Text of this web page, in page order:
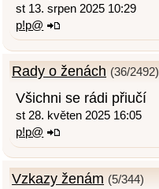
st 13. srpen 2025 10:29
p!p@
Rady o ženách (36/2492)
Všichni se rádi přiučí
st 28. květen 2025 16:05
p!p@
Vzkazy ženám (5/344)